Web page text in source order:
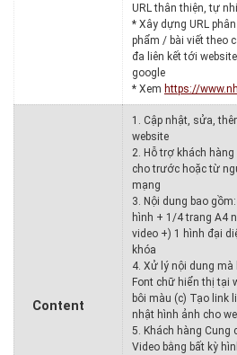
URL thân thiện, tự
* Xây dựng URL
phẩm / bài viết theo
đa liên kết tới
google
* Xem https://
Content
1. Cập nhật, sửa,
website
2. Hỗ trợ khách
cho trước hoặc từ
mạng
3. Nội dung bao
hình + 1/4 trang A4
video +) 1 hình đại
khóa
4. Xử lý nội dung mà
Font chữ hiển thị tại
bôi màu (c) Tạo link
nhật hình ảnh cho
5. Khách hàng Cung
Video bằng bất kỳ